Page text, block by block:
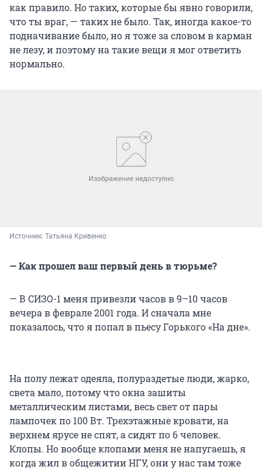
как правило. Но таких, которые бы явно говорили,
что ты враг, — таких не было. Так, иногда какое-то
подначивание было, но я тоже за словом в карман
не лезу, и поэтому на такие вещи я мог ответить
нормально.
Источник: Татьяна Кривенко
— Как прошел ваш первый день в тюрьме?
— В СИЗО-1 меня привезли часов в 9–10 часов
вечера в феврале 2001 года. И сначала мне
показалось, что я попал в пьесу Горького «На дне».
На полу лежат одеяла, полураздетые люди, жарко,
света мало, потому что окна зашиты
металлическим листами, весь свет от пары
лампочек по 100 Вт. Трехэтажные кровати, на
верхнем ярусе не спят, а сидят по 6 человек.
Клопы. Но вообще клопами меня не напугаешь, я
когда жил в общежитии НГУ, они у нас там тоже